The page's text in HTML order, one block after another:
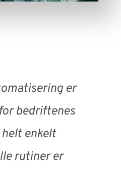
er
bedriftenes
enkelt
rutiner er